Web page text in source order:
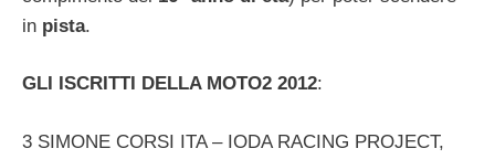
in pista.
GLI ISCRITTI DELLA MOTO2 2012:
3 SIMONE CORSI ITA – IODA RACING PROJECT,